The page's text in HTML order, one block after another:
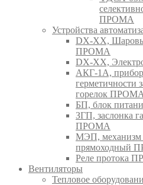
ПРОМА
Устройства
DX-XX,
ПРОМА
DX-XX,
АКГ-1А, прибор
герметичности
горелок ПРОМА
БП, блок
ЗГП, заслонка
ПРОМА
МЭП, механизм
прямоходный
Реле протока
Вентиляторы
Тепловое